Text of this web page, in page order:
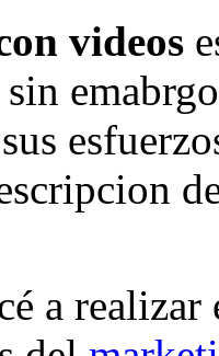
videos
sin
a